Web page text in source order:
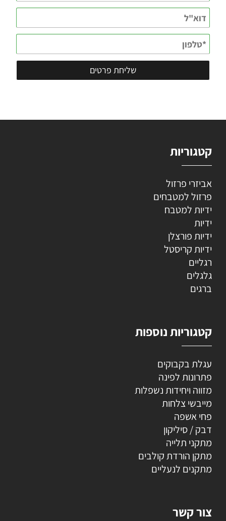
קטגוריות
אביזרי פרזול
פרזול למטבחים
ידיות למטבח
ידיות
ידיות פורצלן
ידיות קריסטל
רגליים
גלגלים
ברגים
קטגוריות נוספות
עגלת בקבוקים
פתרונות לפינה
מזווה ויחידות נשפלות
מייבשי צלחות
פחי אשפה
דבק / סיליקון
מתקני תלייה
מתקן הורדת קולבים
מתקנים לנעליים
צור קשר